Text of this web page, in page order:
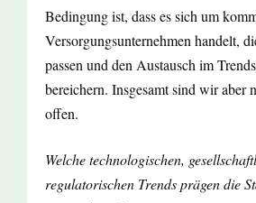
Bedingung ist, dass es sich um
Versorgungsunternehmen handelt,
passen und den Austausch im
bereichern. Insgesamt sind wir aber
offen.
Welche technologischen,
regulatorischen Trends prägen die